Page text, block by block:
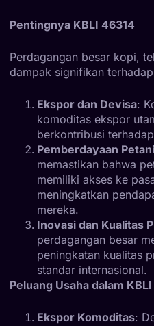
Pentingnya KBLI 46314
Perdagangan besar kopi,
dampak signifikan
Ekspor dan Devisa:
komoditas ekspor
berkontribusi
Pemberdayaan Petani
memastikan bahwa
memiliki akses ke
meningkatkan
mereka.
Inovasi dan Kualitas
perdagangan besar
peningkatan kualitas
standar internasional.
Peluang Usaha dalam
Ekspor Komoditas: